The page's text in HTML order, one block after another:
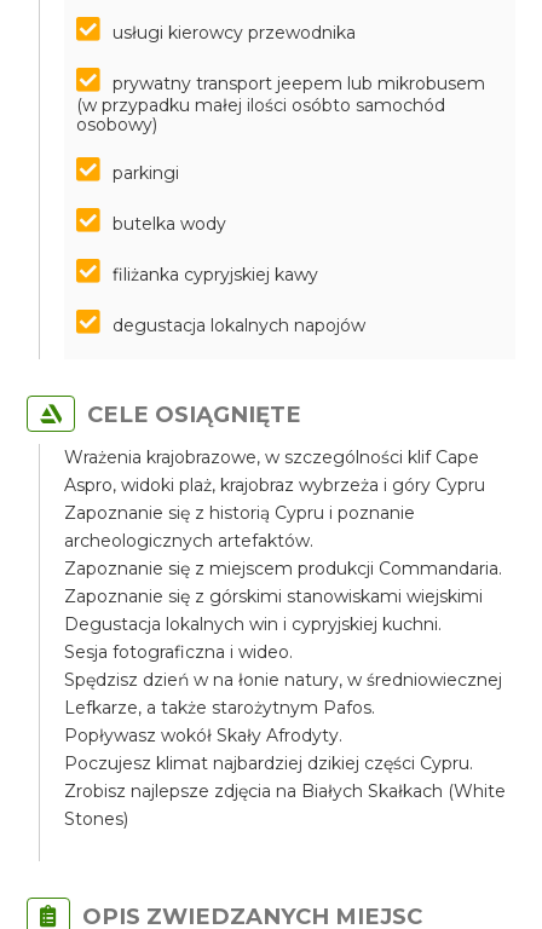
usługi kierowcy przewodnika
prywatny transport jeepem lub mikrobusem
(w przypadku małej ilości osóbto samochód
osobowy)
parkingi
butelka wody
filiżanka cypryjskiej kawy
degustacja lokalnych napojów
CELE OSIĄGNIĘTE
Wrażenia krajobrazowe, w szczególności klif Cape
Aspro, widoki plaż, krajobraz wybrzeża i góry Cypru
Zapoznanie się z historią Cypru i poznanie
archeologicznych artefaktów.
Zapoznanie się z miejscem produkcji Commandaria.
Zapoznanie się z górskimi stanowiskami wiejskimi
Degustacja lokalnych win i cypryjskiej kuchni.
Sesja fotograficzna i wideo.
Spędzisz dzień w na łonie natury, w średniowiecznej
Lefkarze, a także starożytnym Pafos.
Popływasz wokół Skały Afrodyty.
Poczujesz klimat najbardziej dzikiej części Cypru.
Zrobisz najlepsze zdjęcia na Białych Skałkach (White
Stones)
OPIS ZWIEDZANYCH MIEJSC